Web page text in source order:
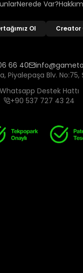
Nerede Var?
Ol Creator
66 40
Piyalepaşa Blv.
Whatsapp Destek Hattı
+90 537 727 43 24